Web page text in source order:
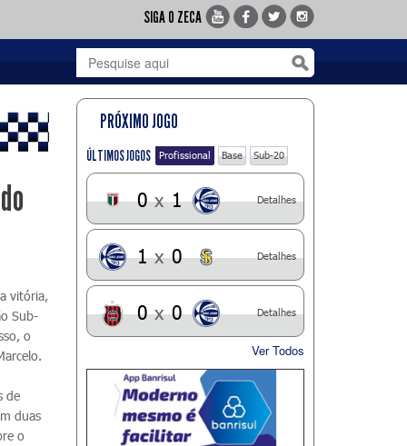
SIGA O ZECA
vitória,
Sub-
o
de
duas
o
PRÓXIMO JOGO
ÚLTIMOS JOGOS Profissional Base Sub-20
0 x 1 Detalhes
1 x 0 Detalhes
0 x 0 Detalhes
Ver Todos